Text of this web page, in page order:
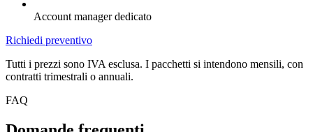
Account manager dedicato
Richiedi preventivo
Tutti i prezzi sono IVA esclusa. I pacchetti si intendono mensili, con
contratti trimestrali o annuali.
FAQ